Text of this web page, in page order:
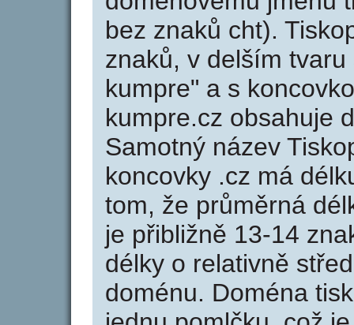
bez znaků cht).
znaků, v delším
kumpre" a s
kumpre.cz obsahuje
Samotný název
koncovky .cz má
tom, že průměrná
je přibližně 13-14
délky o relativně
doménu. Doména